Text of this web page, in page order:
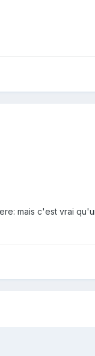
mais c'est vrai